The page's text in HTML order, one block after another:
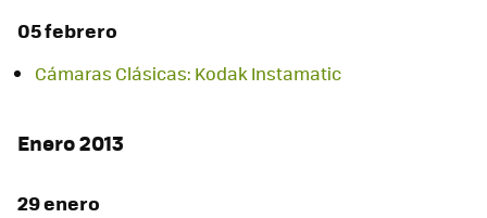
05 febrero
Cámaras Clásicas: Kodak Instamatic
Enero 2013
29 enero